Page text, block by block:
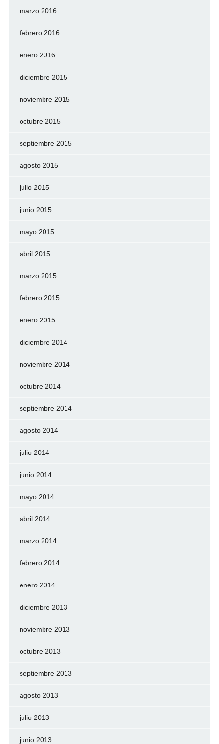
marzo 2016
febrero 2016
enero 2016
diciembre 2015
noviembre 2015
octubre 2015
septiembre 2015
agosto 2015
julio 2015
junio 2015
mayo 2015
abril 2015
marzo 2015
febrero 2015
enero 2015
diciembre 2014
noviembre 2014
octubre 2014
septiembre 2014
agosto 2014
julio 2014
junio 2014
mayo 2014
abril 2014
marzo 2014
febrero 2014
enero 2014
diciembre 2013
noviembre 2013
octubre 2013
septiembre 2013
agosto 2013
julio 2013
junio 2013